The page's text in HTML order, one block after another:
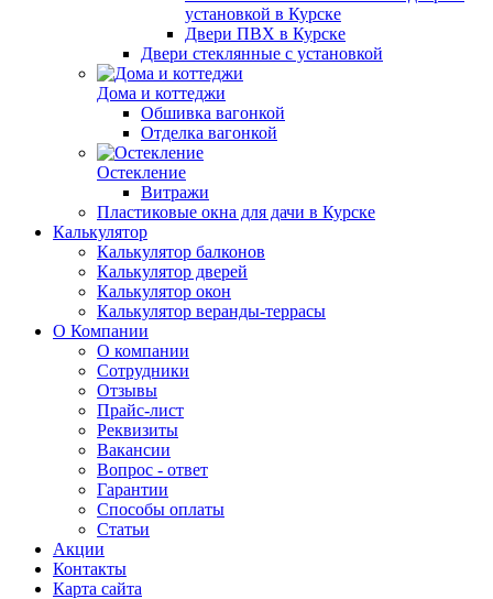
установкой в Курске
Двери ПВХ в Курске
Двери стеклянные с установкой
Дома и коттеджи
Обшивка вагонкой
Отделка вагонкой
Остекление
Витражи
Пластиковые окна для дачи в Курске
Калькулятор
Калькулятор балконов
Калькулятор дверей
Калькулятор окон
Калькулятор веранды-террасы
О Компании
О компании
Сотрудники
Отзывы
Прайс-лист
Реквизиты
Вакансии
Вопрос - ответ
Гарантии
Способы оплаты
Статьи
Акции
Контакты
Карта сайта